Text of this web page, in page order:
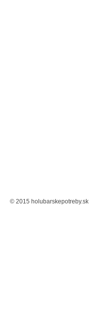
© 2015 holubarskepotreby.sk